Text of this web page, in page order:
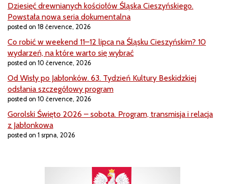
Dziesięć drewnianych kościołów Śląska Cieszyńskiego.
Powstała nowa seria dokumentalna
posted on 18 července, 2026
Co robić w weekend 11–12 lipca na Śląsku Cieszyńskim? 10
wydarzeń, na które warto się wybrać
posted on 10 července, 2026
Od Wisły po Jabłonków. 63. Tydzień Kultury Beskidzkiej
odsłania szczegółowy program
posted on 10 července, 2026
Gorolski Święto 2026 – sobota. Program, transmisja i relacja
z Jabłonkowa
posted on 1 srpna, 2026